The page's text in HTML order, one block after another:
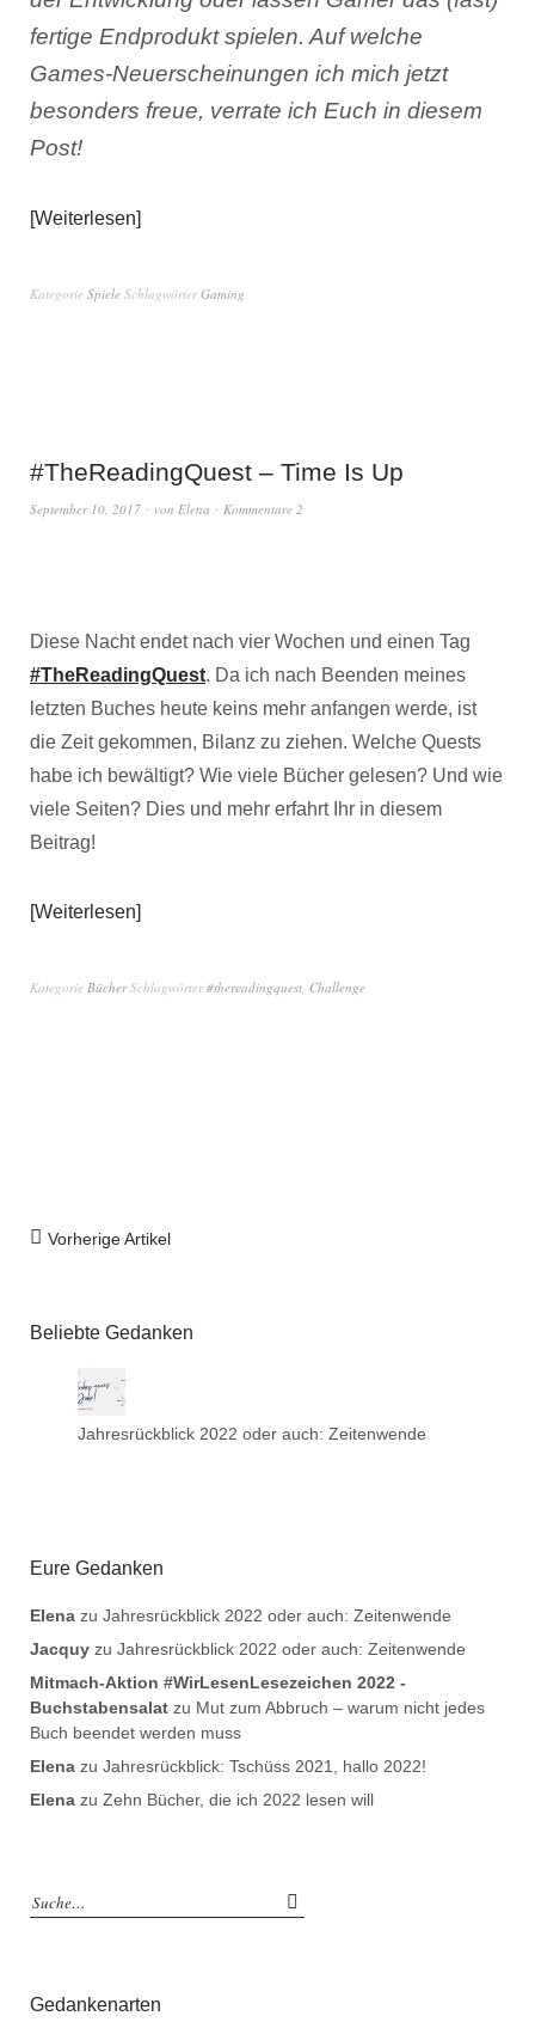
fertige Endprodukt spielen. Auf welche
Games-Neuerscheinungen ich mich jetzt
besonders freue, verrate ich Euch in diesem
Post!
Weiterlesen
Kategorie Spiele SchlagwörterGaming
#TheReadingQuest – Time Is Up
September 10, 2017 von Elena Kommentare 2
Diese Nacht endet nach vier Wochen und einen Tag
#TheReadingQuest. Da ich nach Beenden meines
letzten Buches heute keins mehr anfangen werde, ist
die Zeit gekommen, Bilanz zu ziehen. Welche Quests
habe ich bewältigt? Wie viele Bücher gelesen? Und wie
viele Seiten? Dies und mehr erfahrt Ihr in diesem
Beitrag!
Weiterlesen
Kategorie Bücher Schlagwörter#thereadingquest, Challenge
Vorherige Artikel
Beliebte Gedanken
Jahresrückblick 2022 oder auch: Zeitenwende
Eure Gedanken
Elena zu Jahresrückblick 2022 oder auch: Zeitenwende
Jacquy zu Jahresrückblick 2022 oder auch: Zeitenwende
Mitmach-Aktion #WirLesenLesezeichen 2022 -
Buchstabensalat zu Mut zum Abbruch – warum nicht jedes
Buch beendet werden muss
Elena zu Jahresrückblick: Tschüss 2021, hallo 2022!
Elena zu Zehn Bücher, die ich 2022 lesen will
Gedankenarten